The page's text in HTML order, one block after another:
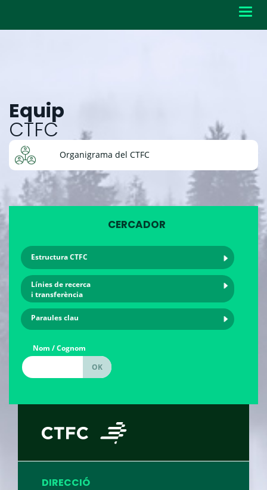
Equip
CTFC
Organigrama del CTFC
CERCADOR
Estructura CTFC
Línies de recerca
i transferència
Paraules clau
Nom / Cognom
DIRECCIÓ